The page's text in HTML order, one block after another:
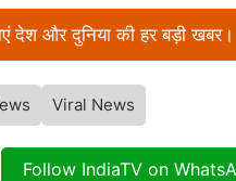
देश और दुनिया की हर बड़ी खबर।
Viral News
Follow IndiaTV on